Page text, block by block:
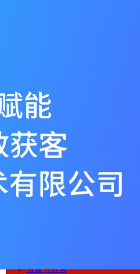
首页
公司介绍
创始人简介
百家号运营